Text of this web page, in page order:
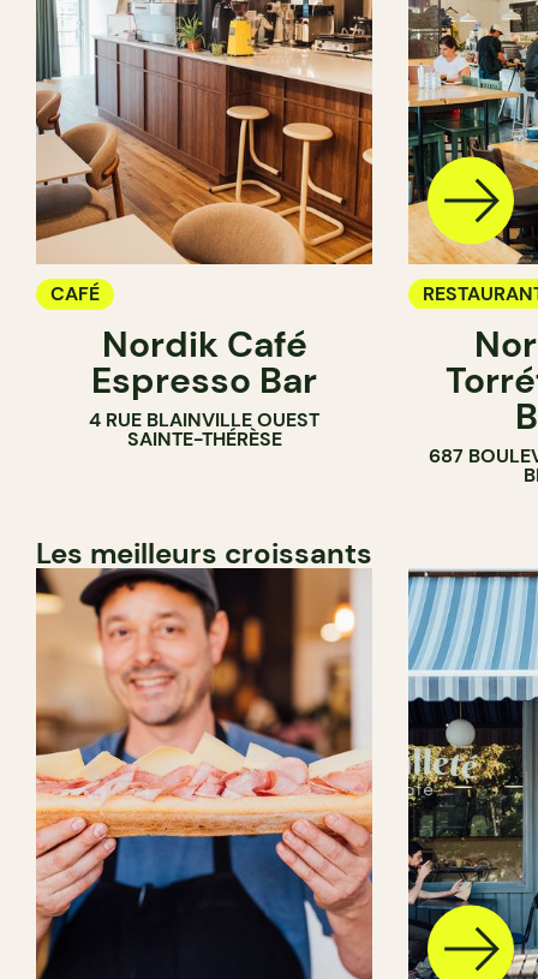
CAFÉ
Nordik Café
Espresso Bar
4 RUE BLAINVILLE OUEST
SAINTE-THÉRÈSE
687
Les meilleurs croissants